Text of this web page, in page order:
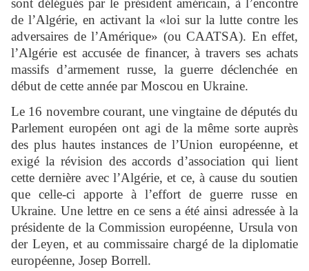
sont délégués par le président américain, à l’encontre
de l’Algérie, en activant la «loi sur la lutte contre les
adversaires de l’Amérique» (ou CAATSA). En effet,
l’Algérie est accusée de financer, à travers ses achats
massifs d’armement russe, la guerre déclenchée en
début de cette année par Moscou en Ukraine.
Le 16 novembre courant, une vingtaine de députés du
Parlement européen ont agi de la même sorte auprès
des plus hautes instances de l’Union européenne, et
exigé la révision des accords d’association qui lient
cette dernière avec l’Algérie, et ce, à cause du soutien
que celle-ci apporte à l’effort de guerre russe en
Ukraine. Une lettre en ce sens a été ainsi adressée à la
présidente de la Commission européenne, Ursula von
der Leyen, et au commissaire chargé de la diplomatie
européenne, Josep Borrell.